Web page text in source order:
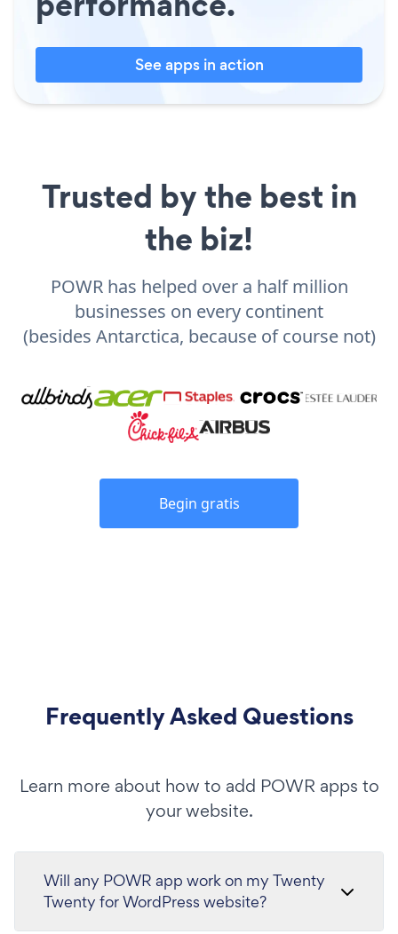
See apps in action
Trusted by the best in
the biz!
POWR has helped over a half million
businesses on every continent
(besides Antarctica, because of course not)
Begin gratis
Frequently Asked Questions
Learn more about how to add POWR apps to
your website.
Will any POWR app work on my Twenty
Twenty for WordPress website?